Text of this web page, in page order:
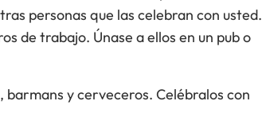
personas que las celebran con usted.
de trabajo. Únase a ellos en un pub o
y cerveceros. Celébralos con